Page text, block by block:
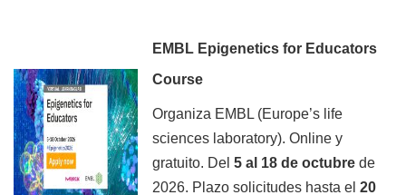
EMBL Epigenetics for Educators
Course
Organiza EMBL (Europe’s life
sciences laboratory). Online y
gratuito. Del 5 al 18 de octubre de
2026. Plazo solicitudes hasta el 20